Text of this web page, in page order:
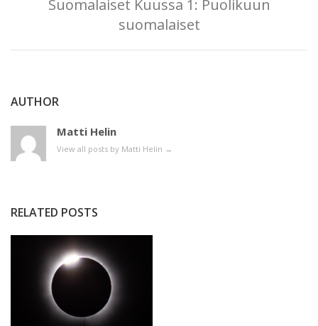
Suomalaiset Kuussa 1: Puolikuun
suomalaiset
AUTHOR
Matti Helin
View all posts by Matti Helin →
RELATED POSTS